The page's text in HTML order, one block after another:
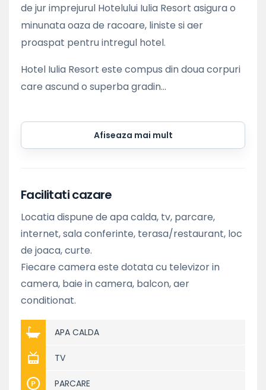
de jur imprejurul Hotelului Iulia Resort asigura o
minunata oaza de racoare, liniste si aer
proaspat pentru intregul hotel.
Hotel Iulia Resort este compus din doua corpuri
care ascund o superba gradin...
Afiseaza mai mult
Facilitati cazare
Locatia dispune de apa calda, tv, parcare,
internet, sala conferinte, terasa/restaurant, loc
de joaca, curte.
Fiecare camera este dotata cu televizor in
camera, baie in camera, balcon, aer
conditionat.
APA CALDA
TV
PARCARE